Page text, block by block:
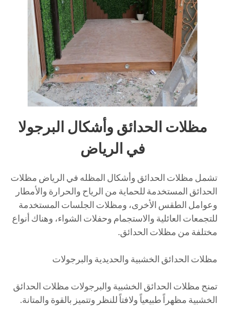
مظلات الحدائق وأشكال البرجولا
في الرياض
تشمل مظلات الحدائق وأشكال المظله في الرياض مظلات
الحدائق المستخدمة للحماية من الرياح والحرارة والأمطار
وعوامل الطقس الأخرى، ومظلات الجلسات المستخدمة
للتجمعات العائلية والاستجمام وحفلات الشواء، وهناك أنواع
مختلفة من مظلات الحدائق.
مظلات الحدائق الخشبية والحديدية والبرجولات
تمنح مظلات الحدائق الخشبية والبرجولات مظلات الحدائق
الخشبية مظهراً طبيعياً ولافتاً للنظر وتتميز بالقوة والمتانة.